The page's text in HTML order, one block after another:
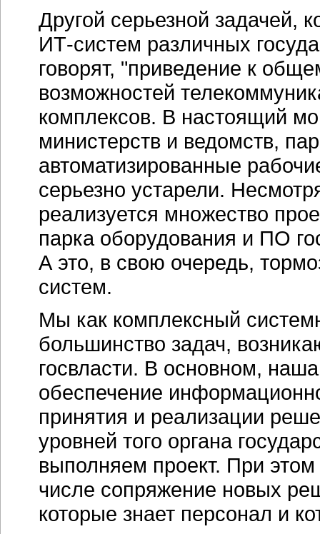
Другой серьезной задачей,
ИТ-систем различных
говорят, "приведение к
возможностей
комплексов. В настоящий
министерств и ведомств,
автоматизированные
серьезно устарели.
реализуется множество
парка оборудования и ПО
А это, в свою очередь,
систем.
Мы как комплексный
большинство задач,
госвласти. В основном,
обеспечение
принятия и реализации
уровней того органа
выполняем проект. При
числе сопряжение новых
которые знает персонал и